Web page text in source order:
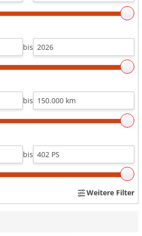
bis
bis
bis
Weitere Filter